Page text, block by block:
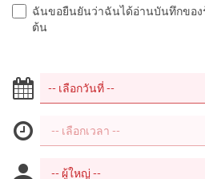
ฉันขอยืนยันว่าฉันได้อ่านบันทึกของ
ต้น